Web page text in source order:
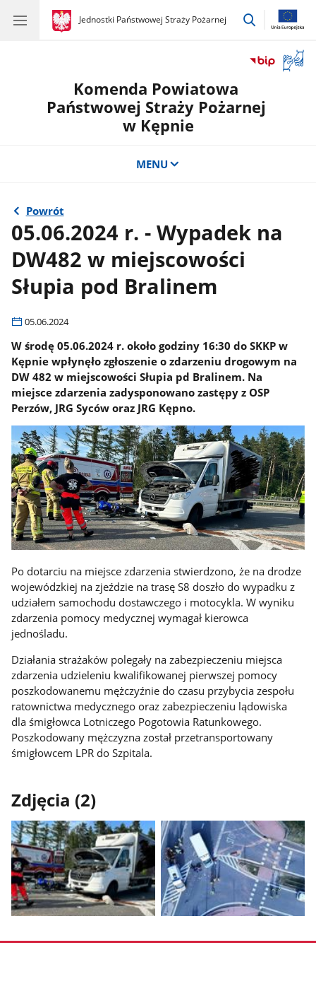
gov.pl
Jednostki Państwowej Straży Pożarnej
gov.pl
Jednostki
przejdź
okno
Komenda Powiatowa
Państwowej Straży Pożarnej
w Kępnie
MENU
Powrót
05.06.2024 r. - Wypadek na
DW482 w miejscowości
Słupia pod Bralinem
05.06.2024
W środę 05.06.2024 r. około godziny 16:30 do SKKP w
Kępnie wpłynęło zgłoszenie o zdarzeniu drogowym na
DW 482 w miejscowości Słupia pd Bralinem. Na
miejsce zdarzenia zadysponowano zastępy z OSP
Perzów, JRG Syców oraz JRG Kępno.
Po dotarciu na miejsce zdarzenia stwierdzono, że na drodze
wojewódzkiej na zjeździe na trasę S8 doszło do wypadku z
udziałem samochodu dostawczego i motocykla. W wyniku
zdarzenia pomocy medycznej wymagał kierowca
jednośladu.
Działania strażaków polegały na zabezpieczeniu miejsca
zdarzenia udzieleniu kwalifikowanej pierwszej pomocy
poszkodowanemu mężczyźnie do czasu przybycia zespołu
ratownictwa medycznego oraz zabezpieczeniu lądowiska
dla śmigłowca Lotniczego Pogotowia Ratunkowego.
Poszkodowany mężczyzna został przetransportowany
śmigłowcem LPR do Szpitala.
Zdjęcia (2)
zdjęcie
zdjęcie